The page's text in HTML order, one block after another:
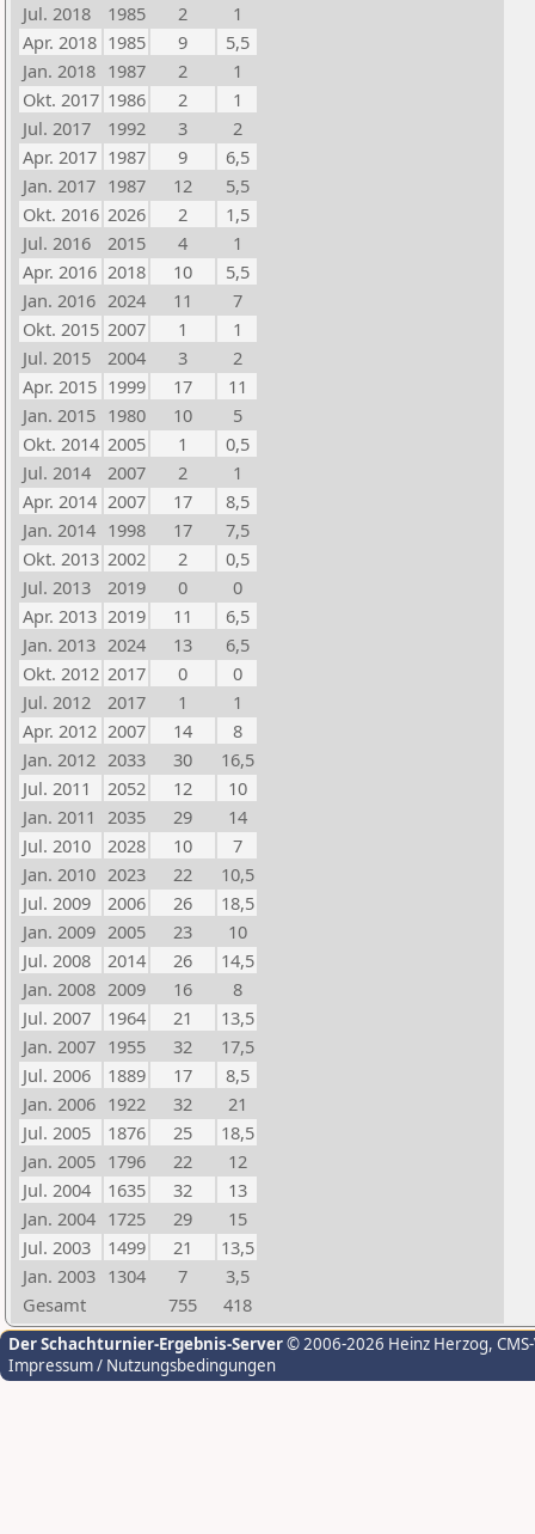
Jul. 2018
1985 2
1
Apr. 2018 1985 9
5,5
Jan. 2018 1987 2
1
Okt. 2017 1986 2
1
Jul. 2017
1992 3
2
Apr. 2017 1987 9
6,5
Jan. 2017 1987 12
5,5
Okt. 2016 2026 2
1,5
Jul. 2016
2015 4
1
Apr. 2016 2018 10
5,5
Jan. 2016 2024 11
7
Okt. 2015 2007 1
1
Jul. 2015
2004 3
2
Apr. 2015 1999 17
11
Jan. 2015 1980 10
5
Okt. 2014 2005 1
0,5
Jul. 2014
2007 2
1
Apr. 2014 2007 17
8,5
Jan. 2014 1998 17
7,5
Okt. 2013 2002 2
0,5
Jul. 2013
2019 0
0
Apr. 2013 2019 11
6,5
Jan. 2013 2024 13
6,5
Okt. 2012 2017 0
0
Jul. 2012
2017 1
1
Apr. 2012 2007 14
8
Jan. 2012 2033 30
16,5
Jul. 2011
2052 12
10
Jan. 2011 2035 29
14
Jul. 2010
2028 10
7
Jan. 2010 2023 22
10,5
Jul. 2009
2006 26
18,5
Jan. 2009 2005 23
10
Jul. 2008
2014 26
14,5
Jan. 2008 2009 16
8
Jul. 2007
1964 21
13,5
Jan. 2007 1955 32
17,5
Jul. 2006
1889 17
8,5
Jan. 2006 1922 32
21
Jul. 2005
1876 25
18,5
Jan. 2005 1796 22
12
Jul. 2004
1635 32
13
Jan. 2004 1725 29
15
Jul. 2003
1499 21
13,5
Jan. 2003 1304 7
3,5
Gesamt
755 418
Der Schachturnier-Ergebnis-Server© 2006-2026 Heinz Herzog,
Impressum / Nutzungsbedingungen